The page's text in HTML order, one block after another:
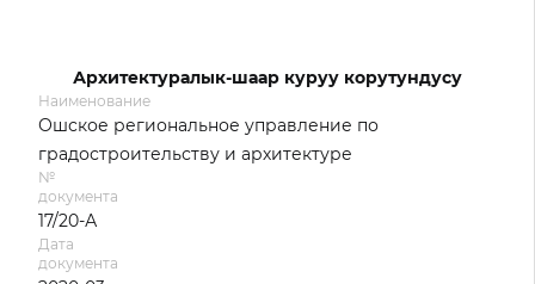
Архитектуралык-шаар куруу корутундусу
Наименование
Ошское региональное управление по
градостроительству и архитектуре
№
документа
17/20-А
Дата
документа